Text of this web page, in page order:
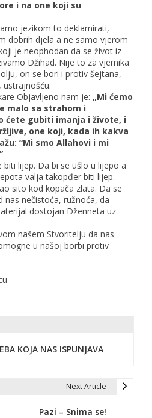
i na one koji su
jezikom to deklamirati,
dobrih djela a ne samo vjerom
je neophodan da se život iz
Džihad. Nije to za vjernika
on se bori i protiv šejtana,
Objavljeno nam je: „Mi ćemo
malo sa strahom i
ćete gubiti imanja i živote, i
one koji, kada ih kakva
“Mi smo Allahovi i mi
lijep. Da bi se ušlo u lijepo a
valja takopđer biti lijep.
sito kod kopača zlata. Da se
nas nečistoća, ružnoća, da
dostojan Dženneta uz
našem Stvoritelju da nas
u našoj borbi protiv
KOJA NAS ISPUNJAVA
Next Article
Pazi – Snima se!